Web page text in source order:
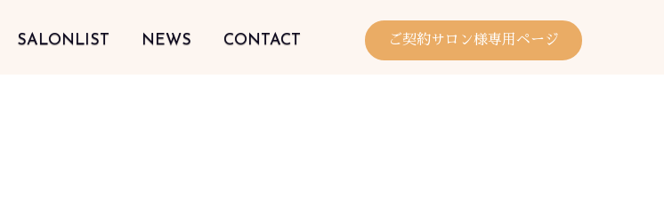
SALONLIST NEWS CONTACT ご契約サロン様専用ページ